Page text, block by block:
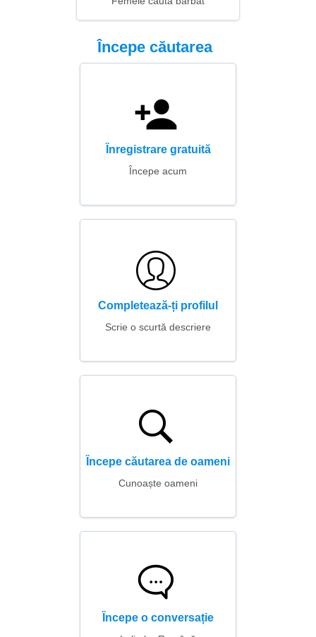
Începe căutarea
Înregistrare gratuită
Începe acum
Completează-ți profilul
Scrie o scurtă descriere
Începe căutarea de oameni
Cunoaște oameni
Începe o conversație